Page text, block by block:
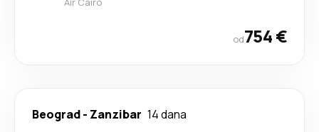
od754 €
Beograd- Zanzibar 14 dana